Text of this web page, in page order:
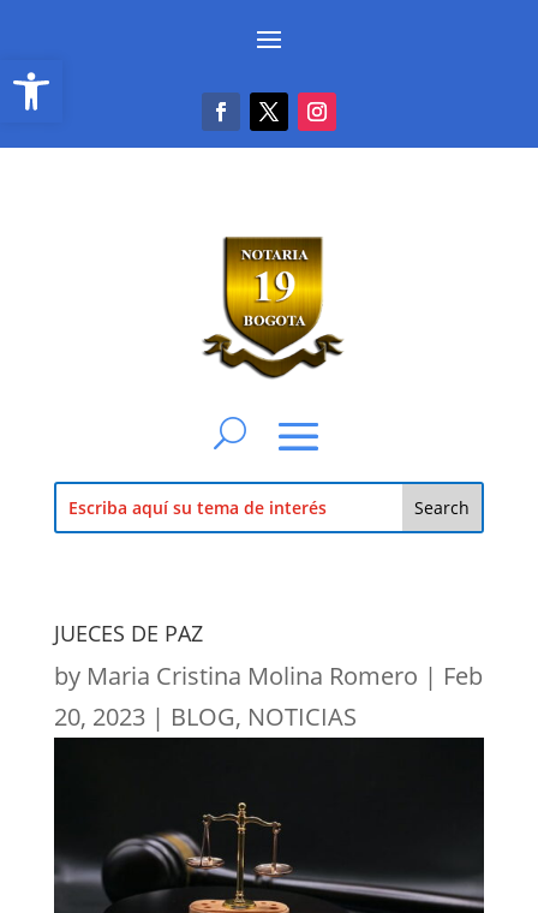
Abrir barra de herramientas
JUECES DE PAZ
by Maria Cristina Molina Romero | Feb
20, 2023| BLOG, NOTICIAS